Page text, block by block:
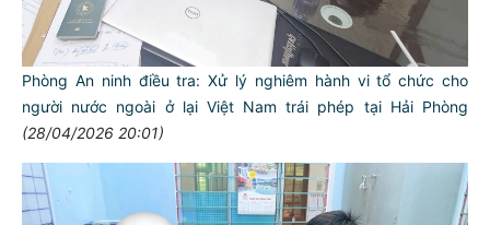
Phòng An ninh điều tra: Xử lý nghiêm hành vi tổ chức cho
người nước ngoài ở lại Việt Nam trái phép tại Hải Phòng
(28/04/2026 20:01)